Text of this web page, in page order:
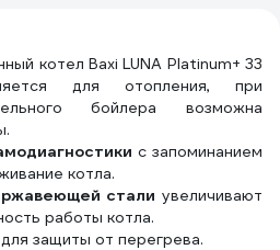
котел Baxi LUNA Platinum+ 33
для отопления, при
бойлера возможна
с запоминанием
котла.
стали увеличивают
работы котла.
для защиты от перегрева.